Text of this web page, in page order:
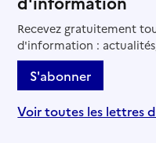
Recevez gratuitement
d'information :
S'abonner
Voir toutes les lettres